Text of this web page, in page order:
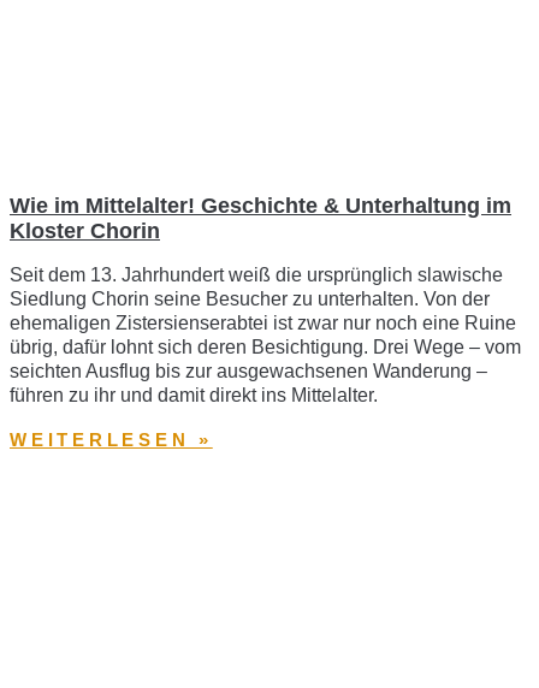
Wie im Mittelalter! Geschichte & Unterhaltung im
Kloster Chorin
Seit dem 13. Jahrhundert weiß die ursprünglich slawische
Siedlung Chorin seine Besucher zu unterhalten. Von der
ehemaligen Zistersienserabtei ist zwar nur noch eine Ruine
übrig, dafür lohnt sich deren Besichtigung. Drei Wege – vom
seichten Ausflug bis zur ausgewachsenen Wanderung –
führen zu ihr und damit direkt ins Mittelalter.
WEITERLESEN »